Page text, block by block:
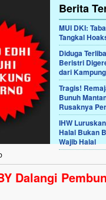
Berita
MUI DKI:
Tangkal
Diduga
Beristri
dari Kampung
Tragis!
Bunuh
Rusaknya
IHW
Halal Bukan
Wajib Halal
Dalangi
Dari
baru
ini harus
yaitu tumor
Lima Tahun
Pelosok ini
Nasib masjid
mengenaskan.
berlumut, dan